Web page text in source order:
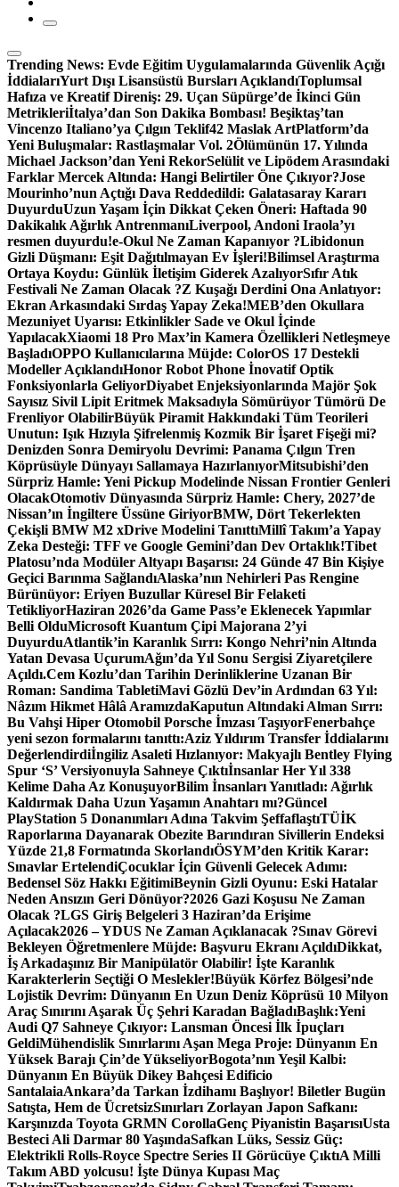
Trending News: Evde Eğitim Uygulamalarında Güvenlik Açığı
İddialarıYurt Dışı Lisansüstü Bursları AçıklandıToplumsal
Hafıza ve Kreatif Direniş: 29. Uçan Süpürge’de İkinci Gün
Metrikleriİtalya’dan Son Dakika Bombası! Beşiktaş’tan
Vincenzo Italiano’ya Çılgın Teklif42 Maslak ArtPlatform’da
Yeni Buluşmalar: Rastlaşmalar Vol. 2Ölümünün 17. Yılında
Michael Jackson’dan Yeni RekorSelülit ve Lipödem Arasındaki
Farklar Mercek Altında: Hangi Belirtiler Öne Çıkıyor?Jose
Mourinho’nun Açtığı Dava Reddedildi: Galatasaray Kararı
DuyurduUzun Yaşam İçin Dikkat Çeken Öneri: Haftada 90
Dakikalık Ağırlık AntrenmanıLiverpool, Andoni Iraola’yı
resmen duyurdu!e-Okul Ne Zaman Kapanıyor ?Libidonun
Gizli Düşmanı: Eşit Dağıtılmayan Ev İşleri!Bilimsel Araştırma
Ortaya Koydu: Günlük İletişim Giderek AzalıyorSıfır Atık
Festivali Ne Zaman Olacak ?Z Kuşağı Derdini Ona Anlatıyor:
Ekran Arkasındaki Sırdaş Yapay Zeka!MEB’den Okullara
Mezuniyet Uyarısı: Etkinlikler Sade ve Okul İçinde
YapılacakXiaomi 18 Pro Max’in Kamera Özellikleri Netleşmeye
BaşladıOPPO Kullanıcılarına Müjde: ColorOS 17 Destekli
Modeller AçıklandıHonor Robot Phone İnovatif Optik
Fonksiyonlarla GeliyorDiyabet Enjeksiyonlarında Majör Şok
Sayısız Sivil Lipit Eritmek Maksadıyla Sömürüyor Tümörü De
Frenliyor OlabilirBüyük Piramit Hakkındaki Tüm Teorileri
Unutun: Işık Hızıyla Şifrelenmiş Kozmik Bir İşaret Fişeği mi?
Denizden Sonra Demiryolu Devrimi: Panama Çılgın Tren
Köprüsüyle Dünyayı Sallamaya HazırlanıyorMitsubishi’den
Sürpriz Hamle: Yeni Pickup Modelinde Nissan Frontier Genleri
OlacakOtomotiv Dünyasında Sürpriz Hamle: Chery, 2027’de
Nissan’ın İngiltere Üssüne GiriyorBMW, Dört Tekerlekten
Çekişli BMW M2 xDrive Modelini TanıttıMillî Takım’a Yapay
Zeka Desteği: TFF ve Google Gemini’dan Dev Ortaklık!Tibet
Platosu’nda Modüler Altyapı Başarısı: 24 Günde 47 Bin Kişiye
Geçici Barınma SağlandıAlaska’nın Nehirleri Pas Rengine
Bürünüyor: Eriyen Buzullar Küresel Bir Felaketi
TetikliyorHaziran 2026’da Game Pass’e Eklenecek Yapımlar
Belli OlduMicrosoft Kuantum Çipi Majorana 2’yi
DuyurduAtlantik’in Karanlık Sırrı: Kongo Nehri’nin Altında
Yatan Devasa UçurumAğın’da Yıl Sonu Sergisi Ziyaretçilere
Açıldı.Cem Kozlu’dan Tarihin Derinliklerine Uzanan Bir
Roman: Sandima TabletiMavi Gözlü Dev’in Ardından 63 Yıl:
Nâzım Hikmet Hâlâ AramızdaKaputun Altındaki Alman Sırrı:
Bu Vahşi Hiper Otomobil Porsche İmzası TaşıyorFenerbahçe
yeni sezon formalarını tanıttı:Aziz Yıldırım Transfer İddialarını
Değerlendirdiİngiliz Asaleti Hızlanıyor: Makyajlı Bentley Flying
Spur ‘S’ Versiyonuyla Sahneye Çıktıİnsanlar Her Yıl 338
Kelime Daha Az KonuşuyorBilim İnsanları Yanıtladı: Ağırlık
Kaldırmak Daha Uzun Yaşamın Anahtarı mı?Güncel
PlayStation 5 Donanımları Adına Takvim ŞeffaflaştıTÜİK
Raporlarına Dayanarak Obezite Barındıran Sivillerin Endeksi
Yüzde 21,8 Formatında SkorlandıÖSYM’den Kritik Karar:
Sınavlar ErtelendiÇocuklar İçin Güvenli Gelecek Adımı:
Bedensel Söz Hakkı EğitimiBeynin Gizli Oyunu: Eski Hatalar
Neden Ansızın Geri Dönüyor?2026 Gazi Koşusu Ne Zaman
Olacak ?LGS Giriş Belgeleri 3 Haziran’da Erişime
Açılacak2026 – YDUS Ne Zaman Açıklanacak ?Sınav Görevi
Bekleyen Öğretmenlere Müjde: Başvuru Ekranı AçıldıDikkat,
İş Arkadaşınız Bir Manipülatör Olabilir! İşte Karanlık
Karakterlerin Seçtiği O Meslekler!Büyük Körfez Bölgesi’nde
Lojistik Devrim: Dünyanın En Uzun Deniz Köprüsü 10 Milyon
Araç Sınırını Aşarak Üç Şehri Karadan BağladıBaşlık:Yeni
Audi Q7 Sahneye Çıkıyor: Lansman Öncesi İlk İpuçları
GeldiMühendislik Sınırlarını Aşan Mega Proje: Dünyanın En
Yüksek Barajı Çin’de YükseliyorBogota’nın Yeşil Kalbi:
Dünyanın En Büyük Dikey Bahçesi Edificio
SantalaiaAnkara’da Tarkan İzdihamı Başlıyor! Biletler Bugün
Satışta, Hem de ÜcretsizSınırları Zorlayan Japon Safkanı:
Karşınızda Toyota GRMN CorollaGenç Piyanistin BaşarısıUsta
Besteci Ali Darmar 80 YaşındaSafkan Lüks, Sessiz Güç:
Elektrikli Rolls-Royce Spectre Series II Görücüye ÇıktıA Milli
Takım ABD yolcusu! İşte Dünya Kupası Maç